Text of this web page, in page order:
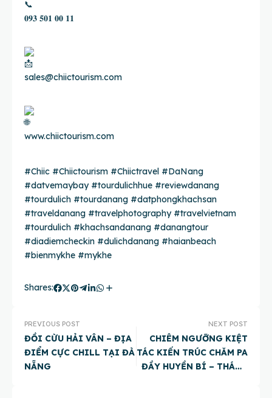
𝟎𝟗𝟑 𝟓𝟎𝟏 𝟎𝟎 𝟏𝟏
sales@chiictourism.com
www.chiictourism.com
#Chiic #Chiictourism #Chiictravel #DaNang
#datvemaybay #tourdulichhue #reviewdanang
#tourdulich #tourdanang #datphongkhachsan
#traveldanang #travelphotography #travelvietnam
#tourdulich #khachsandanang #danangtour
#diadiemcheckin #dulichdanang #haianbeach
#bienmykhe #mykhe
Shares:
PREVIOUS POST
ĐỒI CỪU HẢI VÂN – ĐỊA
ĐIỂM CỰC CHILL TẠI ĐÀ
NẴNG
NEXT POST
CHIÊM NGƯỠNG KIỆT
TÁC KIẾN TRÚC CHĂM PA
ĐẦY HUYỀN BÍ – THÁNH